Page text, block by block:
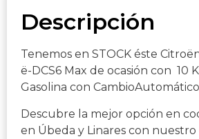
Descripción
Tenemos en STOCK éste
ë-DCS6 Max de ocasión con 10
Gasolina con
Descubre la mejor opción en
en Úbeda y Linares con nuestro